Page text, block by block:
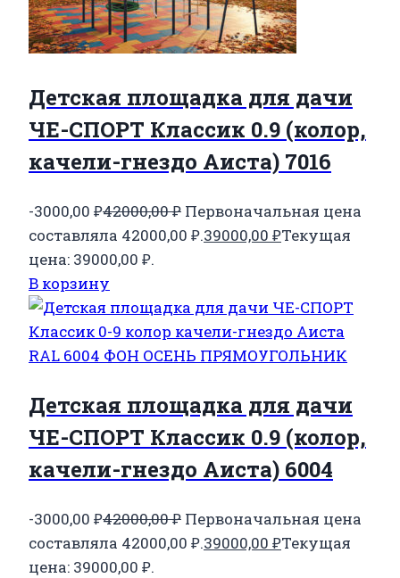
Детская площадка для дачи
ЧЕ-СПОРТ Классик 0.9 (колор,
качели-гнездо Аиста) 7016
-3000,00 ₽42000,00₽ Первоначальная цена
составляла 42000,00 ₽.39000,00 ₽Текущая
цена: 39000,00 ₽.
В корзину
Детская площадка для дачи
ЧЕ-СПОРТ Классик 0.9 (колор,
качели-гнездо Аиста) 6004
-3000,00 ₽42000,00₽ Первоначальная цена
составляла 42000,00 ₽.39000,00 ₽Текущая
цена: 39000,00 ₽.